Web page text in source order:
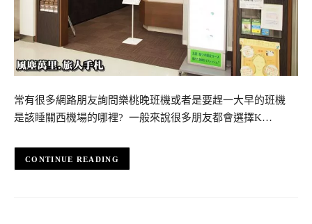
常有很多網路朋友詢問樂桃晚班機或者是要趕一大早的班機
是該睡關西機場的哪裡? 一般來說很多朋友都會選擇K…
CONTINUE READING